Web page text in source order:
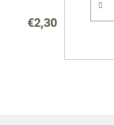
€2,30